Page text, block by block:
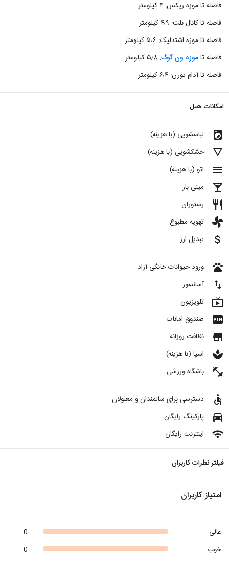
فاصله تا موزه ریکس: ۴ کیلومتر
فاصله تا کانال بلت: ۴٫۹ کیلومتر
فاصله تا موزه اشتدلیک: ۵٫۶ کیلومتر
فاصله تاموزه ون گوگ: ۵٫۸ کیلومتر
فاصله تا آدام تورن: ۶٫۴ کیلومتر
امکانات هتل
local_laundry_service لباسشویی (با هزینه)
details خشکشویی (با هزینه)
menu اتو (با هزینه)
local_bar مینی بار
restaurant رستوران
toys تهویه مطبوع
attach_money تبدیل ارز
pets ورود حیوانات خانگی آزاد
import_export آسانسور
live_tv تلویزیون
fiber_pin صندوق امانات
store نظافت روزانه
spa اسپا (با هزینه)
fitness_center باشگاه ورزشی
accessible دسترسی برای سالمندان و معلولان
directions_car پارکینگ رایگان
wifi اینترنت رایگان
فیلتر نظرات کاربران
امتیاز کاربران
0
عالی
0
خوب